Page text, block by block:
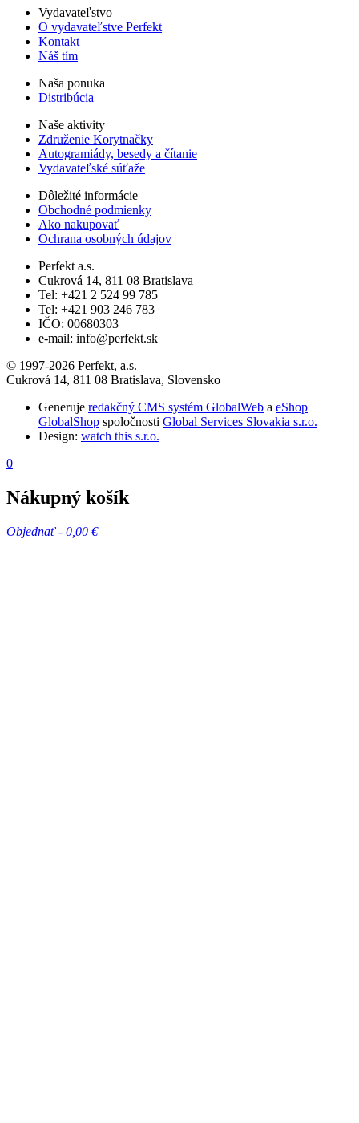
Vydavateľstvo
O vydavateľstve Perfekt
Kontakt
Náš tím
Naša ponuka
Distribúcia
Naše aktivity
Združenie Korytnačky
Autogramiády, besedy a čítanie
Vydavateľské súťaže
Dôležité informácie
Obchodné podmienky
Ako nakupovať
Ochrana osobných údajov
Perfekt a.s.
Cukrová 14, 811 08 Bratislava
Tel: +421 2 524 99 785
Tel: +421 903 246 783
IČO: 00680303
e-mail: info@perfekt.sk
© 1997-2026 Perfekt, a.s.
Cukrová 14, 811 08 Bratislava, Slovensko
Generuje redakčný CMS systém GlobalWeb a eShop
GlobalShop spoločnosti Global Services Slovakia s.r.o.
Design: watch this s.r.o.
0
Nákupný košík
Objednať - 0,00 €